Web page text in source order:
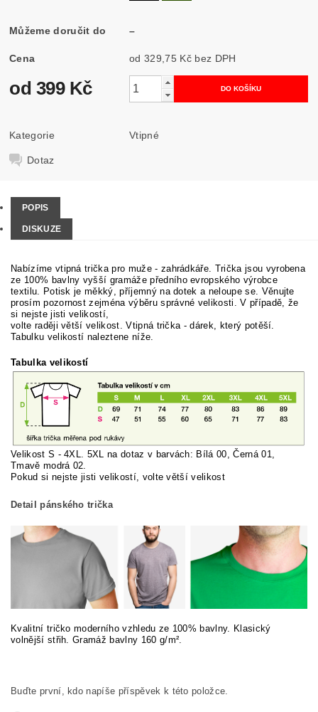
Můžeme doručit do –
Cena od 329,75 Kč bez DPH
od 399 Kč
Kategorie Vtipné
Dotaz
POPIS
DISKUZE
Nabízíme vtipná trička pro muže - zahrádkáře. Trička jsou vyrobena
ze 100% bavlny vyšší gramáže předního evropského výrobce
textilu. Potisk je měkký, příjemný na dotek a neloupe se. Věnujte
prosím pozornost zejména výběru správné velikosti. V případě, že
si nejste jisti velikostí,
volte raději větší velikost. Vtipná trička - dárek, který potěší.
Tabulku velikostí naleztene níže.
Tabulka velikostí
Velikost S - 4XL. 5XL na dotaz v barvách: Bílá 00, Černá 01,
Tmavě modrá 02.
Pokud si nejste jisti velikostí, volte větší velikost
Detail pánského trička
Kvalitní tričko moderního vzhledu ze 100% bavlny. Klasický
volnější střih. Gramáž bavlny 160 g/m².
Buďte první, kdo napíše příspěvek k této položce.